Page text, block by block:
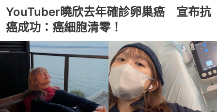
YouTuber曉欣去年確診卵巢癌 宣布抗
癌成功：癌細胞清零！